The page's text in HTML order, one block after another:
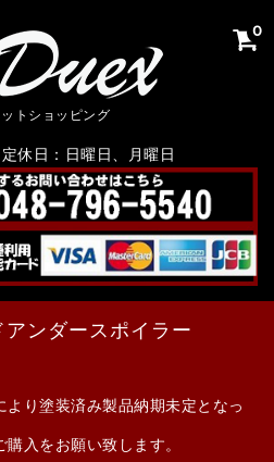
ットショッピング
休日：日曜日、月曜日
0
ンダースポイラー
より塗装済み製品納期未定となっ
入をお願い致します。